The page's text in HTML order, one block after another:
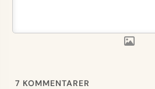
7 KOMMENTARER